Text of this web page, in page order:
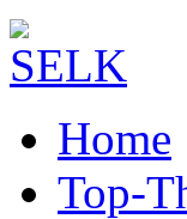
Home
Top-